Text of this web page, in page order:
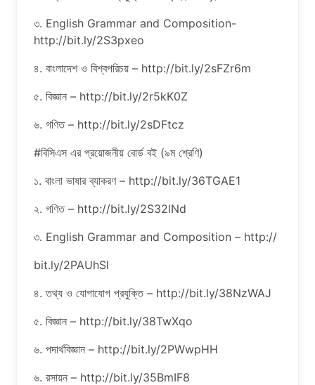
৩. English Grammar and Composition-
http://bit.ly/2S3pxeo
৪. বাংলাদেশ ও বিশ্বপরিচয় – http://bit.ly/2sFZr6m
৫. বিজ্ঞান – http://bit.ly/2r5kK0Z
৬. গণিত – http://bit.ly/2sDFtcz
#বিসিএস এর প্রয়োজনীয় বোর্ড বই (৯ম শ্রেণি)
১. বাংলা ভাষার ব্যাকরণ – http://bit.ly/36TGAE1
২. গণিত – http://bit.ly/2S32lNd
৩. English Grammar and Composition – http://
bit.ly/2PAUhSl
৪. তথ্য ও যোগাযোগ প্রযুক্তি – http://bit.ly/38NzWAJ
৫. বিজ্ঞান – http://bit.ly/38TwXqo
৬. পদার্থবিজ্ঞান – http://bit.ly/2PWwpHH
৬. রসায়ন – http://bit.ly/35BmIF8